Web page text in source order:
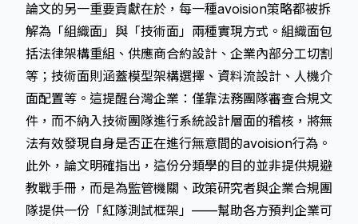
論文的另一重要貢獻在於，每一種avoision策略都被拆
解為「組織面」與「技術面」兩種實現方式。組織面包
括法律架構重組、供應商合約設計、企業內部分工切割
等；技術面則涵蓋模型架構選擇、資料流設計、人機介
面配置等。這提醒台灣企業：僅靠法務團隊審查合規文
件，而不納入技術團隊進行系統設計層面的稽核，將無
法有效發現自身是否正在進行無意間的avoision行為。
此外，論文明確指出，這份分類學的目的並非提供規避
教戰手冊，而是為監管機關、政策研究者與企業合規團
隊提供一份「紅隊測試框架」——幫助各方預判企業可